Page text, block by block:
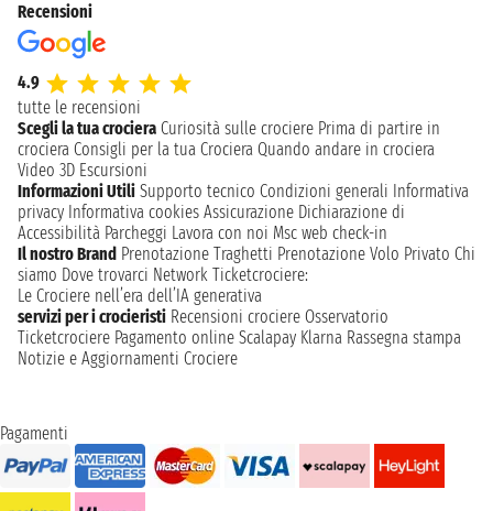
Recensioni
4.9
tutte le recensioni
Scegli la tua crociera Curiosità sulle crociere Prima di partire in
crociera Consigli per la tua Crociera Quando andare in crociera
Video 3D Escursioni
Informazioni Utili Supporto tecnico Condizioni generali Informativa
privacy Informativa cookies Assicurazione Dichiarazione di
Accessibilità Parcheggi Lavora con noi Msc web check-in
Il nostro Brand Prenotazione Traghetti Prenotazione Volo Privato Chi
siamo Dove trovarci Network Ticketcrociere:
Le Crociere nell’era dell’IA generativa
servizi per i crocieristi Recensioni crociere Osservatorio
Ticketcrociere Pagamento online Scalapay Klarna Rassegna stampa
Notizie e Aggiornamenti Crociere
Pagamenti